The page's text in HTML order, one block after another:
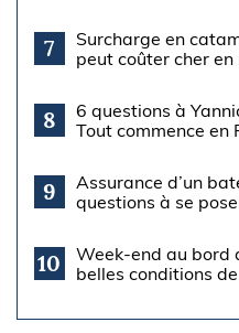
7
Surcharge en
peut coûter cher en
8
6 questions à
Tout commence en
9
Assurance d’un
questions à se
10
Week-end au bord
belles conditions